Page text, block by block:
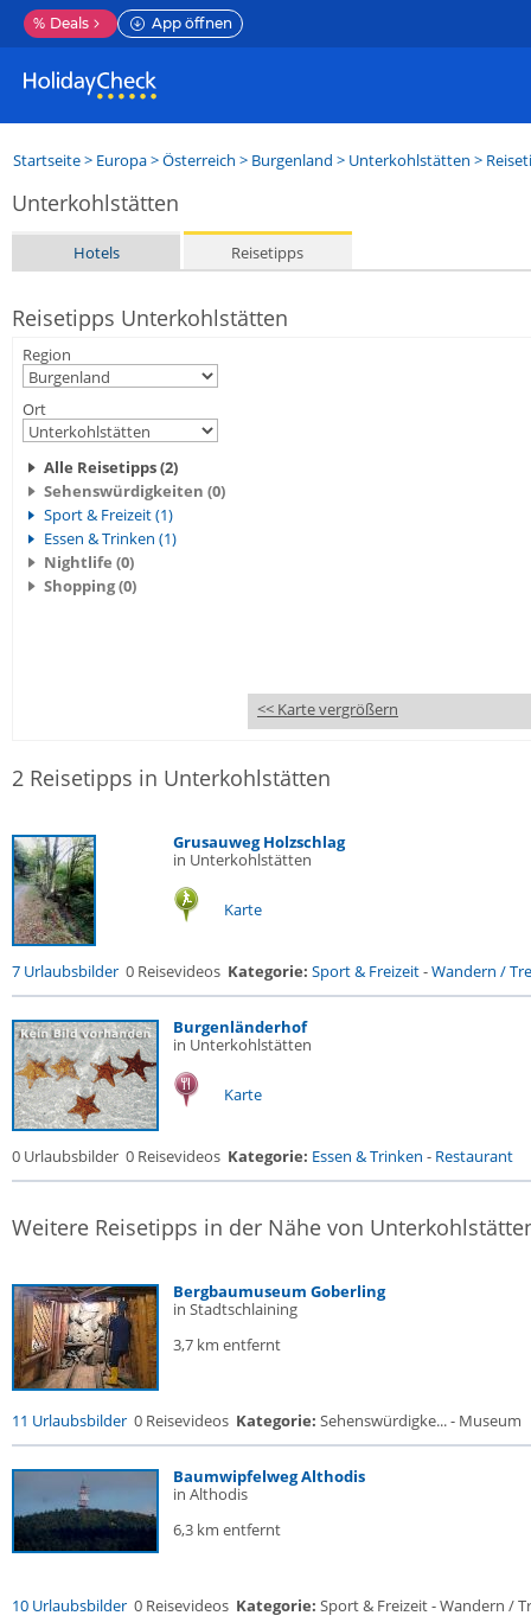
% Deals App öffnen
Startseite> Europa>Österreich > Burgenland > Unterkohlstätten >
Unterkohlstätten
Hotels Reisetipps
Reisetipps Unterkohlstätten
Region
Ort
Alle Reisetipps (2)
Sehenswürdigkeiten (0)
Sport & Freizeit (1)
Essen & Trinken (1)
Nightlife (0)
Shopping (0)
<< Karte vergrößern
2 Reisetipps in Unterkohlstätten
Grusauweg Holzschlag
in Unterkohlstätten
Karte
7 Urlaubsbilder 0 Reisevideos Kategorie: Sport & Freizeit-Wandern /
Burgenländerhof
in Unterkohlstätten
Karte
0 Urlaubsbilder 0 Reisevideos Kategorie: Essen & Trinken - Restaurant
Weitere Reisetipps in der Nähe von
Bergbaumuseum Goberling
in Stadtschlaining
3,7 km entfernt
11 Urlaubsbilder 0 Reisevideos Kategorie: Sehenswürdigke... - Museum
Baumwipfelweg Althodis
in Althodis
6,3 km entfernt
10 Urlaubsbilder 0 Reisevideos Kategorie: Sport & Freizeit - Wandern /